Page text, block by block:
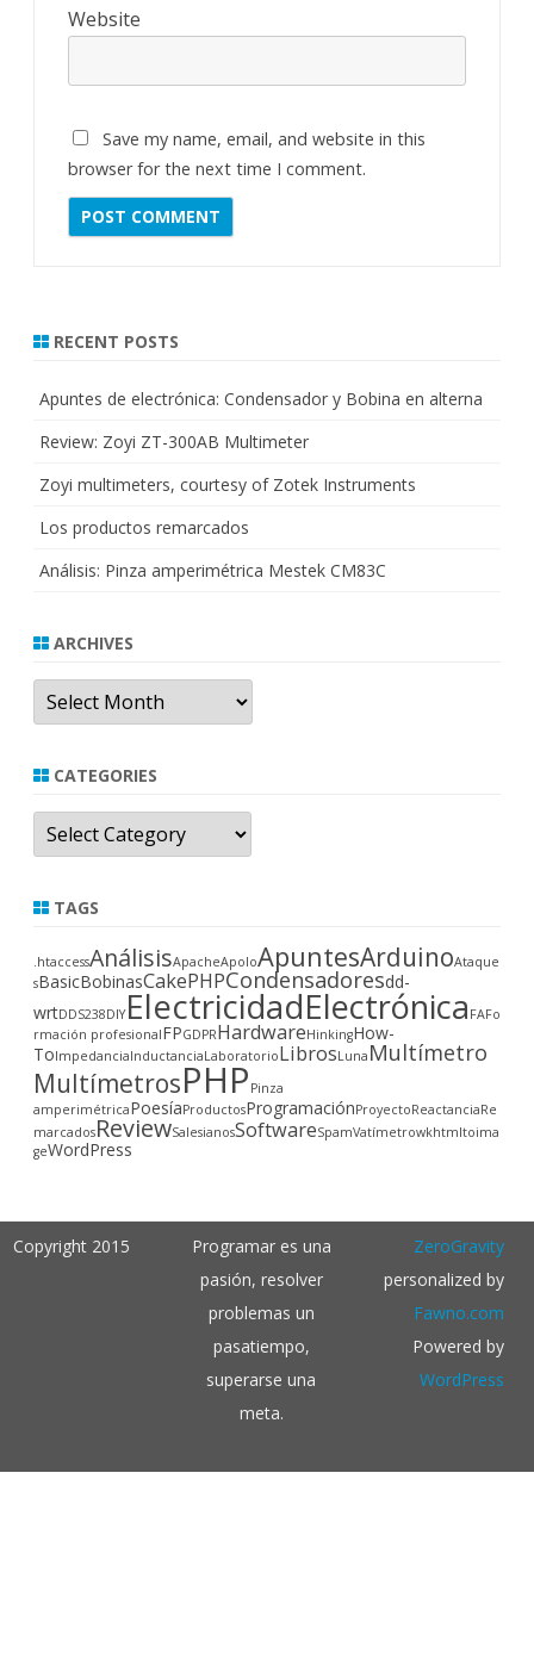
Website
Save my name, email, and website in this
browser for the next time I comment.
RECENT POSTS
Apuntes de electrónica: Condensador y Bobina en alterna
Review: Zoyi ZT-300AB Multimeter
Zoyi multimeters, courtesy of Zotek Instruments
Los productos remarcados
Análisis: Pinza amperimétrica Mestek CM83C
ARCHIVES
Archives
CATEGORIES
Categories
TAGS
.htaccessAnálisisApacheApoloApuntesArduinoAtaque
sBasicBobinasCakePHPCondensadoresdd-
wrtDDS238DIYElectricidadElectrónica FAFo
rmación profesionalFPGDPRHardwareHinkingHow-
ToImpedanciaInductanciaLaboratorioLibrosLuna Multímetro
MultímetrosPHP Pinza
amperimétricaPoesíaProductosProgramaciónProyectoReactanciaRe
marcadosReviewSalesianosSoftwareSpamVatímetrowkhtmltoima
geWordPress
Copyright 2015
Programar es una
pasión, resolver
problemas un
pasatiempo,
superarse una
meta.
ZeroGravity
personalized by
Fawno.com
Powered by
WordPress